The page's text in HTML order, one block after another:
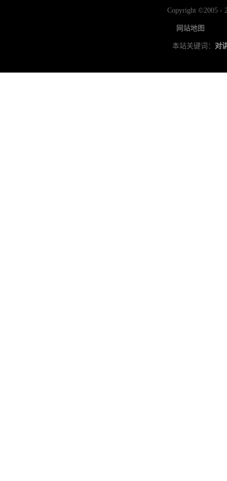
Copyright ©2005 -
网站地图
本站关键词： 对